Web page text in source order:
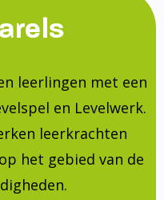
leerlingen met een
en Levelwerk.
leerkrachten
het gebied van de